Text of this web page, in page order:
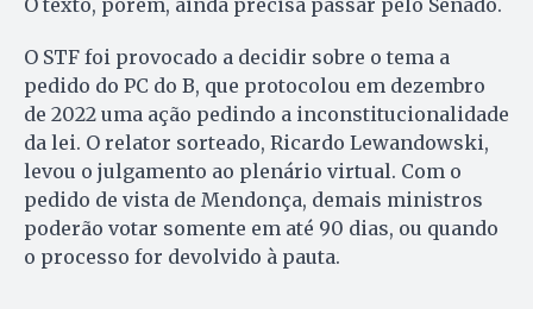
O STF foi provocado a decidir sobre o tema a
pedido do PC do B, que protocolou em dezembro
de 2022 uma ação pedindo a inconstitucionalidade
da lei. O relator sorteado, Ricardo Lewandowski,
levou o julgamento ao plenário virtual. Com o
pedido de vista de Mendonça, demais ministros
poderão votar somente em até 90 dias, ou quando
o processo for devolvido à pauta.